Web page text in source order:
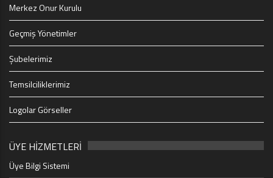
Merkez Onur Kurulu
Geçmiş Yönetimler
Şubelerimiz
Temsilciliklerimiz
Logolar Görseller
ÜYE HİZMETLERİ
Üye Bilgi Sistemi